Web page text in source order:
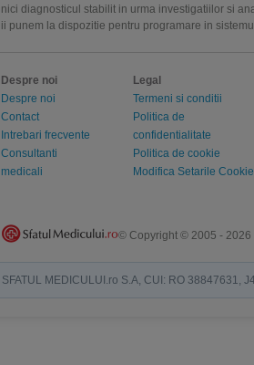
nici diagnosticul stabilit in urma investigatiilor si
ii punem la dispozitie pentru programare in
Despre noi
Despre noi
Contact
Intrebari frecvente
Consultanti
medicali
Legal
Termeni si conditii
Politica de
confidentialitate
Politica de cookie
Modifica Setarile Cookie
© Copyright © 2005 - 2026
SFATUL MEDICULUI.ro S.A, CUI: RO 38847631,